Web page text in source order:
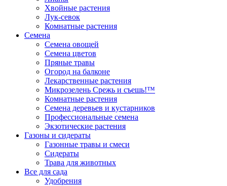
Хвойные растения
Лук-севок
Комнатные растения
Семена
Семена овощей
Семена цветов
Пряные травы
Огород на балконе
Лекарственные растения
Микрозелень Срежь и съешь!™
Комнатные растения
Семена деревьев и кустарников
Профессиональные семена
Экзотические растения
Газоны и сидераты
Газонные травы и смеси
Сидераты
Трава для животных
Все для сада
Удобрения